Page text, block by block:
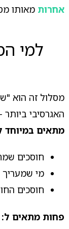
אחרות מאותו
למי
מסלול זה הוא
האגרסיבי
מתאים במיוחד
חוסכים
מי שמעריך
חוסכים
פחות מתאים ל: